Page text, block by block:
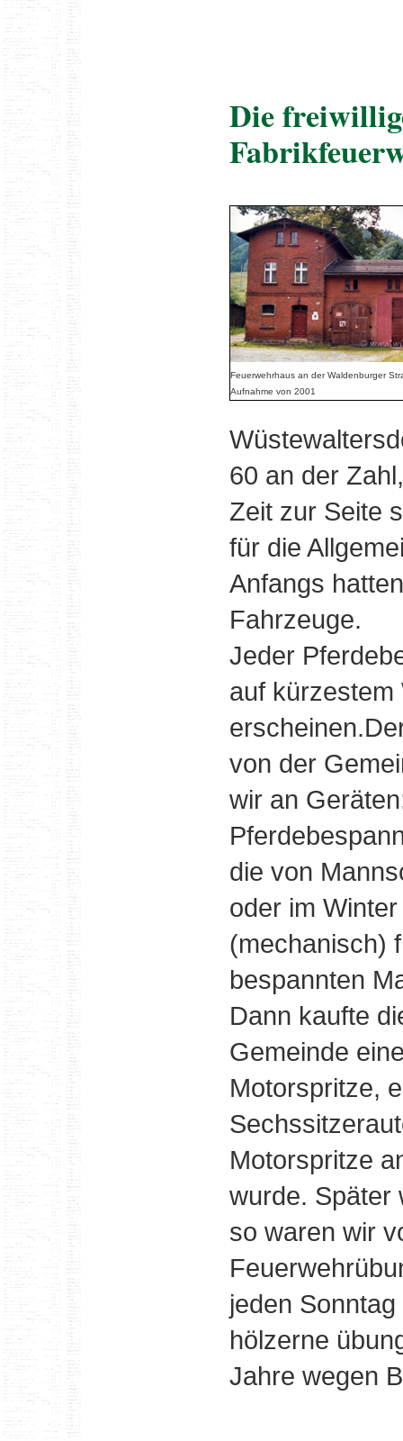
Die
Feuerwehrhaus an der Waldenburger
Aufnahme von 2001
60 an der
Zeit zur Seite
für die
Anfangs
Fahrzeuge.
Jeder
auf kürzestem
von der
wir an
die von
oder im
(mechanisch)
bespannten
Dann kaufte
Gemeinde
Motorspritze,
Motorspritze
wurde. Später
so waren wir
jeden
hölzerne
Jahre wegen